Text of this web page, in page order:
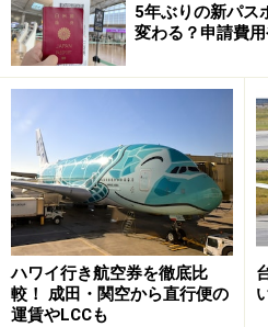
5年ぶりの新パス
変わる？申請費
ハワイ行き航空券を徹底比
較！ 成田・関空から直行便の
運賃やLCCも